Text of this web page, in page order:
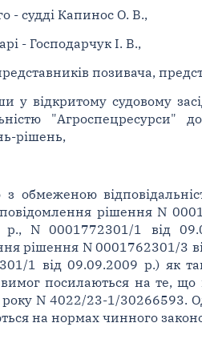
- судді Капинос О. В.,
- Господарчук І. В.,
позивача,
у відкритому судовому
рішень,
з обмеженою
рішення N
р., N 0001772301/1 від
рішення N 0001762301/3
1 від 09.09.2009 р.) як
посилаються на те, що
N 4022/23-1/30266593.
на нормах чинного